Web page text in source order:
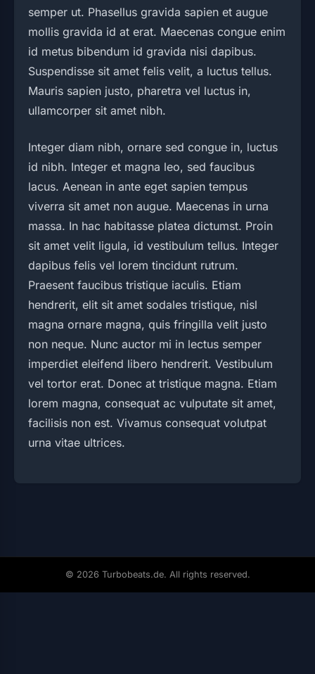
semper ut. Phasellus gravida sapien et augue
mollis gravida id at erat. Maecenas congue enim
id metus bibendum id gravida nisi dapibus.
Suspendisse sit amet felis velit, a luctus tellus.
Mauris sapien justo, pharetra vel luctus in,
ullamcorper sit amet nibh.
Integer diam nibh, ornare sed congue in, luctus
id nibh. Integer et magna leo, sed faucibus
lacus. Aenean in ante eget sapien tempus
viverra sit amet non augue. Maecenas in urna
massa. In hac habitasse platea dictumst. Proin
sit amet velit ligula, id vestibulum tellus. Integer
dapibus felis vel lorem tincidunt rutrum.
Praesent faucibus tristique iaculis. Etiam
hendrerit, elit sit amet sodales tristique, nisl
magna ornare magna, quis fringilla velit justo
non neque. Nunc auctor mi in lectus semper
imperdiet eleifend libero hendrerit. Vestibulum
vel tortor erat. Donec at tristique magna. Etiam
lorem magna, consequat ac vulputate sit amet,
facilisis non est. Vivamus consequat volutpat
urna vitae ultrices.
© 2026 Turbobeats.de. All rights reserved.